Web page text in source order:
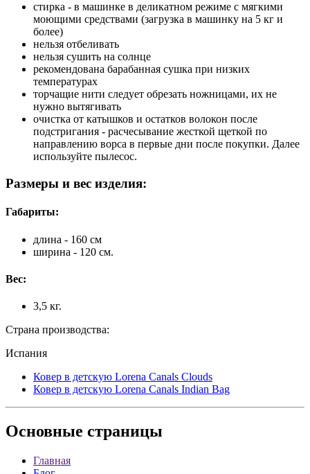
стирка - в машинке в деликатном режиме с мягкими
моющими средствами (загрузка в машинку на 5 кг и
более)
нельзя отбеливать
нельзя сушить на солнце
рекомендована барабанная сушка при низких
температурах
торчащие нити следует обрезать ножницами, их не
нужно вытягивать
очистка от катышков и остатков волокон после
подстригания - расчесывание жесткой щеткой по
направлению ворса в первые дни после покупки. Далее
используйте пылесос.
Размеры и вес изделия:
Габариты:
длина - 160 см
ширина - 120 см.
Вес:
3,5 кг.
Страна производства:
Испания
Ковер в детскую Lorena Canals Clouds
Ковер в детскую Lorena Canals Indian Bag
Основные страницы
Главная